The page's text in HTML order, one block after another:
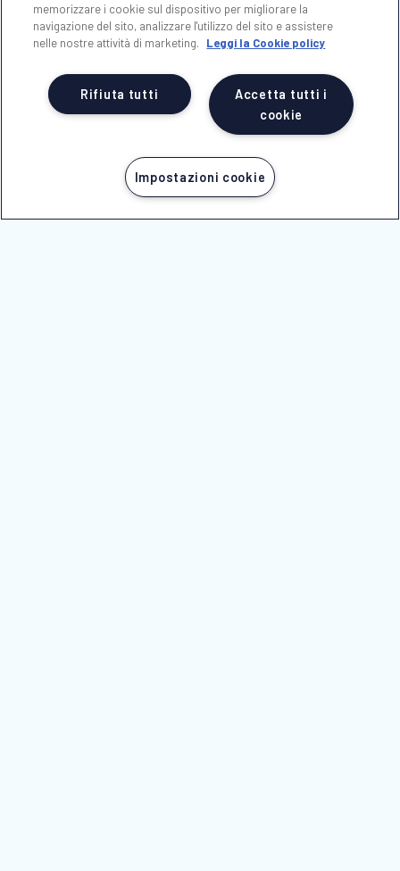
PARTI ORA
memorizzare i cookie sul dispositivo per migliorare la
navigazione del sito, analizzare l'utilizzo del sito e assistere
nelle nostre attività di marketing.
Leggi la Cookie policy
Accetta tutti i
cookie
Rifiuta tutti
Impostazioni cookie